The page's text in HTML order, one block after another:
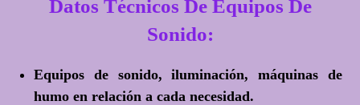
Datos Técnicos De Equipos De
Sonido:
Equipos de sonido, iluminación, máquinas de
humo en relación a cada necesidad.